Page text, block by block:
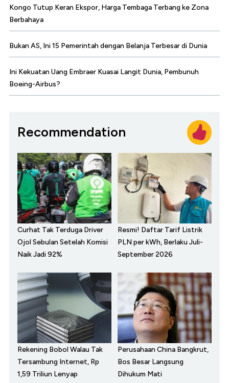
Kongo Tutup Keran Ekspor, Harga Tembaga Terbang ke Zona
Berbahaya
Bukan AS, Ini 15 Pemerintah dengan Belanja Terbesar di Dunia
Ini Kekuatan Uang Embraer Kuasai Langit Dunia, Pembunuh
Boeing-Airbus?
Recommendation
Curhat Tak Terduga Driver
Ojol Sebulan Setelah Komisi
Naik Jadi 92%
Resmi! Daftar Tarif Listrik
PLN per kWh, Berlaku Juli-
September 2026
Rekening Bobol Walau Tak
Tersambung Internet, Rp
1,59 Triliun Lenyap
Perusahaan China Bangkrut,
Bos Besar Langsung
Dihukum Mati